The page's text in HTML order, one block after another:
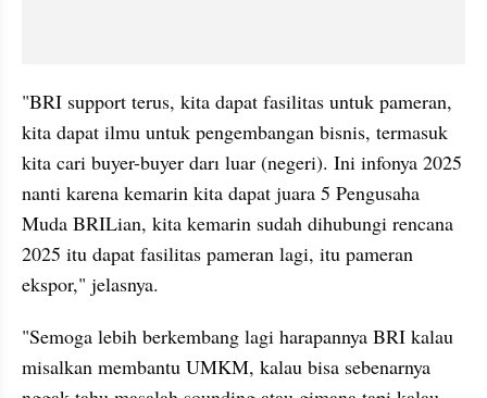
"BRI support terus, kita dapat fasilitas untuk pameran,
kita dapat ilmu untuk pengembangan bisnis, termasuk
kita cari buyer-buyer darı luar (negeri). Ini infonya 2025
nanti karena kemarin kita dapat juara 5 Pengusaha
Muda BRILian, kita kemarin sudah dihubungi rencana
2025 itu dapat fasilitas pameran lagi, itu pameran
ekspor," jelasnya.
"Semoga lebih berkembang lagi harapannya BRI kalau
misalkan membantu UMKM, kalau bisa sebenarnya